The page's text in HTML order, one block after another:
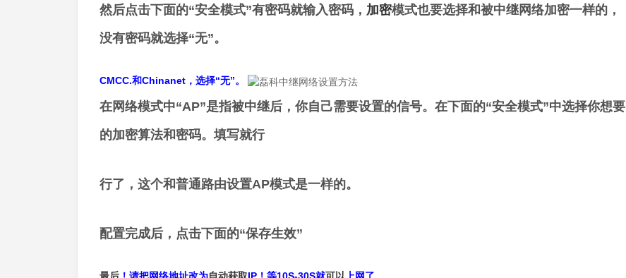
然后点击下面的“安全模式”有密码就输入密码， 加密模式也要选择和被中继网络加密一样的，
没有密码就选择“无”。
CMCC.和Chinanet，选择“无”。
在网络模式中“AP”是指被中继后，你自己需要设置的信号。在下面的“安全模式”中选择你想要
的加密算法和密码。填写就行
行了，这个和普通路由设置AP模式是一样的。
配置完成后，点击下面的“保存生效”
最后！请把网络地址改为自动获取IP！等10S-30S就可以 上网了。